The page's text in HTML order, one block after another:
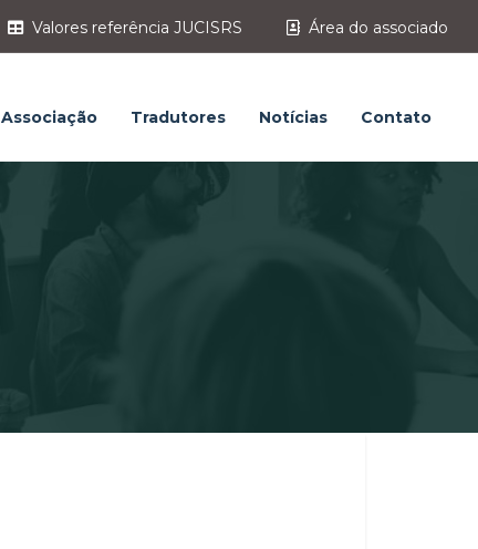
Valores referência JUCISRS Área do associado
Associação Tradutores Notícias Contato